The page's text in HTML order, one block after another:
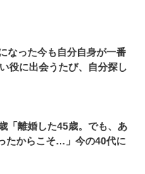
なった今も自分自身が一番
役に出会うたび、自分探し
「離婚した45歳。でも、あ
たからこそ…」今の40代に